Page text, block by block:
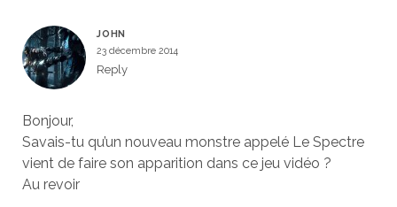
JOHN
23 décembre 2014
Reply
Bonjour,
Savais-tu qu’un nouveau monstre appelé Le Spectre
vient de faire son apparition dans ce jeu vidéo ?
Au revoir